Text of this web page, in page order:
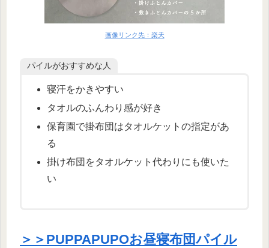
画像リンク先：楽天
パイルがおすすめな人
寝汗をかきやすい
タオルのふんわり感が好き
保育園で掛布団はタオルケットの指定があ
る
掛け布団をタオルケット代わりにも使いた
い
＞＞PUPPAPUPOお昼寝布団パイル